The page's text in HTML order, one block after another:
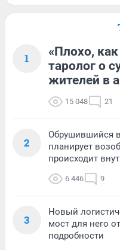
1
«Плохо,
таролог о
жителей в
15 048 21
2
Обрушившийся
планирует
происходит
6 446 9
3
Новый
мост для него
подробности